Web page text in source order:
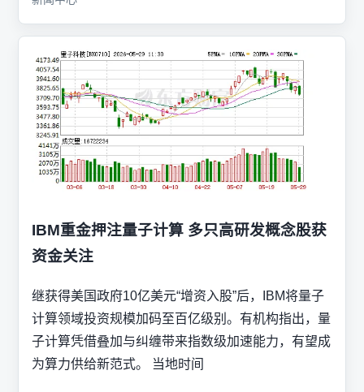
IBM重金押注量子计算 多只高研发概念股获
资金关注
继获得美国政府10亿美元“增资入股”后，IBM将量子
计算领域投资规模加码至百亿级别。有机构指出，量
子计算凭借叠加与纠缠带来指数级加速能力，有望成
为算力供给新范式。 当地时间